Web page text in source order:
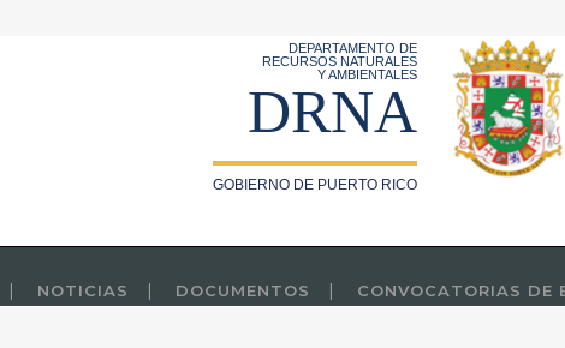
DEPARTAMENTO DE
RECURSOS NATURALES
Y AMBIENTALES
DRNA
GOBIERNO DE PUERTO RICO
NOTICIAS DOCUMENTOS CONVOCATORIAS DE